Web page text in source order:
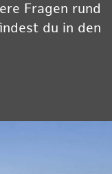
Fragen rund
du in den